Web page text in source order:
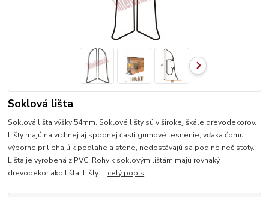
Soklová lišta
Soklová lišta výšky 54mm. Soklové lišty sú v širokej škále drevodekorov.
Lišty majú na vrchnej aj spodnej časti gumové tesnenie, vďaka čomu
výborne priliehajú k podlahe a stene, nedostávajú sa pod ne nečistoty.
Lišta je vyrobená z PVC. Rohy k soklovým lištám majú rovnaký
drevodekor ako lišta. Lišty ... celý popis